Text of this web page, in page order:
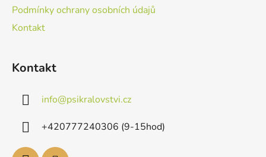
Podmínky ochrany osobních údajů
Kontakt
Kontakt
info@psikralovstvi.cz
+420777240306 (9-15hod)